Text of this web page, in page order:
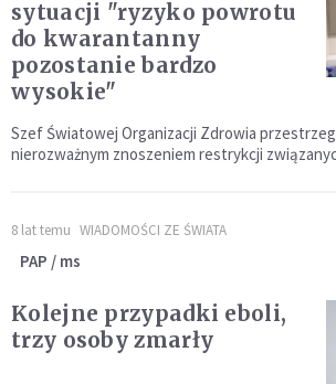
sytuacji "ryzyko powrotu
do kwarantanny
pozostanie bardzo
wysokie"
Szef Światowej Organizacji Zdrowia
nierozważnym znoszeniem restrykcji
8 lat temu WIADOMOŚCI ZE ŚWIATA
PAP / ms
Kolejne przypadki eboli,
trzy osoby zmarły